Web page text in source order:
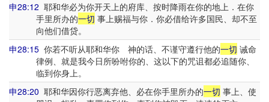
申28:12 耶和华必为你开天上的府库、按时降雨在你的地上．在你
手里所办的一切 事上赐福与你．你必借给许多国民、却不至
向他们借贷。
申28:15 你若不听从耶和华你 神的话、不谨守遵行他的一切 诫命
律例、就是我今日所吩咐你的、这以下的咒诅都必追随你、
临到你身上。
申28:20 耶和华因你行恶离弃他、必在你手里所办的一切 事上、使